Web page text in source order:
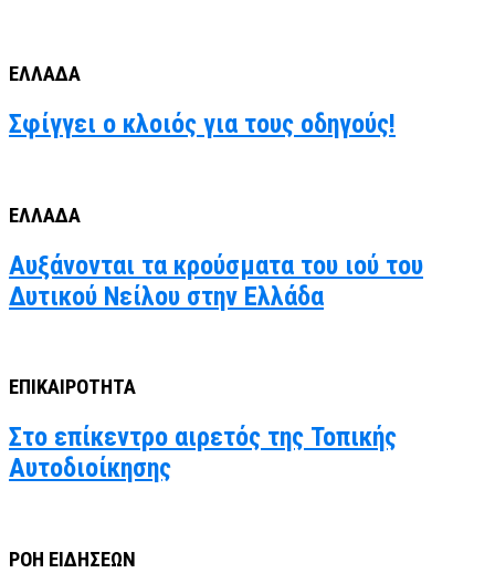
ΕΛΛΑΔΑ
Σφίγγει ο κλοιός για τους οδηγούς!
ΕΛΛΑΔΑ
Αυξάνονται τα κρούσματα του ιού του
Δυτικού Νείλου στην Ελλάδα
ΕΠΙΚΑΙΡΟΤΗΤΑ
Στο επίκεντρο αιρετός της Τοπικής
Αυτοδιοίκησης
ΡΟΗ ΕΙΔΗΣΕΩΝ